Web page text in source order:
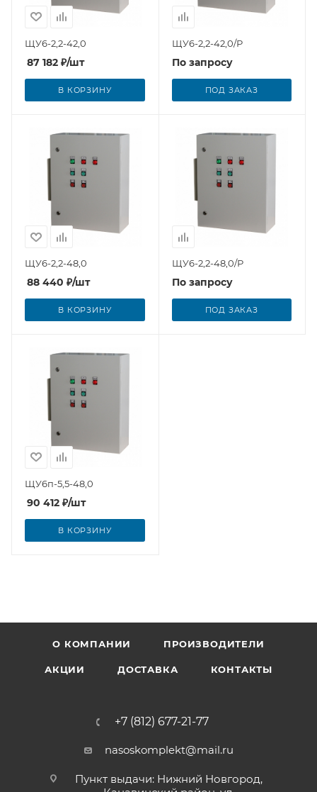
ЩУ6-2,2-42,0
87 182 ₽/шт
В КОРЗИНУ
ЩУ6-2,2-42,0/Р
По запросу
ПОД ЗАКАЗ
ЩУ6-2,2-48,0
88 440 ₽/шт
В КОРЗИНУ
ЩУ6-2,2-48,0/Р
По запросу
ПОД ЗАКАЗ
ЩУ6п-5,5-48,0
90 412 ₽/шт
В КОРЗИНУ
О КОМПАНИИ ПРОИЗВОДИТЕЛИ
АКЦИИ ДОСТАВКА КОНТАКТЫ
+7 (812) 677-21-77
nasoskomplekt@mail.ru
Пункт выдачи: Нижний Новгород,